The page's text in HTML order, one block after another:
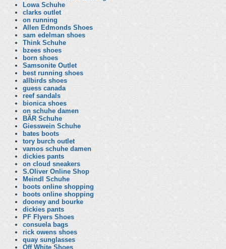
Lowa Schuhe
clarks outlet
on running
Allen Edmonds Shoes
sam edelman shoes
Think Schuhe
bzees shoes
born shoes
Samsonite Outlet
best running shoes
allbirds shoes
guess canada
reef sandals
bionica shoes
on schuhe damen
BÄR Schuhe
Giesswein Schuhe
bates boots
tory burch outlet
vamos schuhe damen
dickies pants
on cloud sneakers
S.Oliver Online Shop
Meindl Schuhe
boots online shopping
boots online shopping
dooney and bourke
dickies pants
PF Flyers Shoes
consuela bags
rick owens shoes
quay sunglasses
Off White Shoes